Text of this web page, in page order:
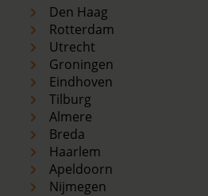
Den Haag
Rotterdam
Utrecht
Groningen
Eindhoven
Tilburg
Almere
Breda
Haarlem
Apeldoorn
Nijmegen